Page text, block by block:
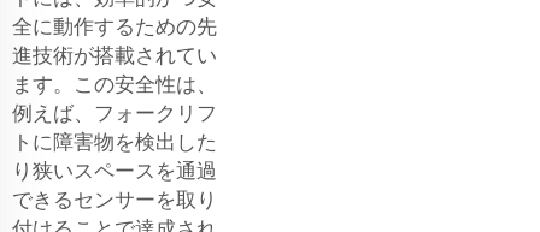
全に動作するための先
進技術が搭載されてい
ます。この安全性は、
例えば、フォークリフ
トに障害物を検出した
り狭いスペースを通過
できるセンサーを取り